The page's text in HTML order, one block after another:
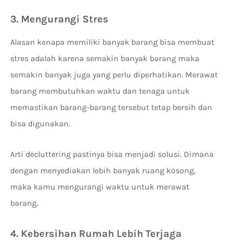
3. Mengurangi Stres
Alasan kenapa memiliki banyak barang bisa membuat
stres adalah karena semakin banyak barang maka
semakin banyak juga yang perlu diperhatikan. Merawat
barang membutuhkan waktu dan tenaga untuk
memastikan barang-barang tersebut tetap bersih dan
bisa digunakan.
Arti decluttering pastinya bisa menjadi solusi. Dimana
dengan menyediakan lebih banyak ruang kosong,
maka kamu mengurangi waktu untuk merawat
barang.
4. Kebersihan Rumah Lebih Terjaga